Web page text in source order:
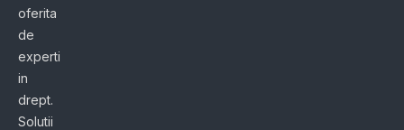
oferita
de
experti
in
drept.
Solutii